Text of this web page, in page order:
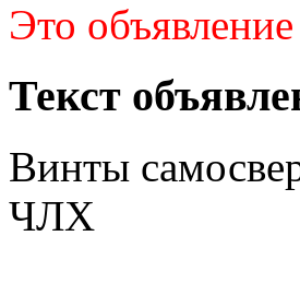
Это
Текст
Винты
ЧЛХ